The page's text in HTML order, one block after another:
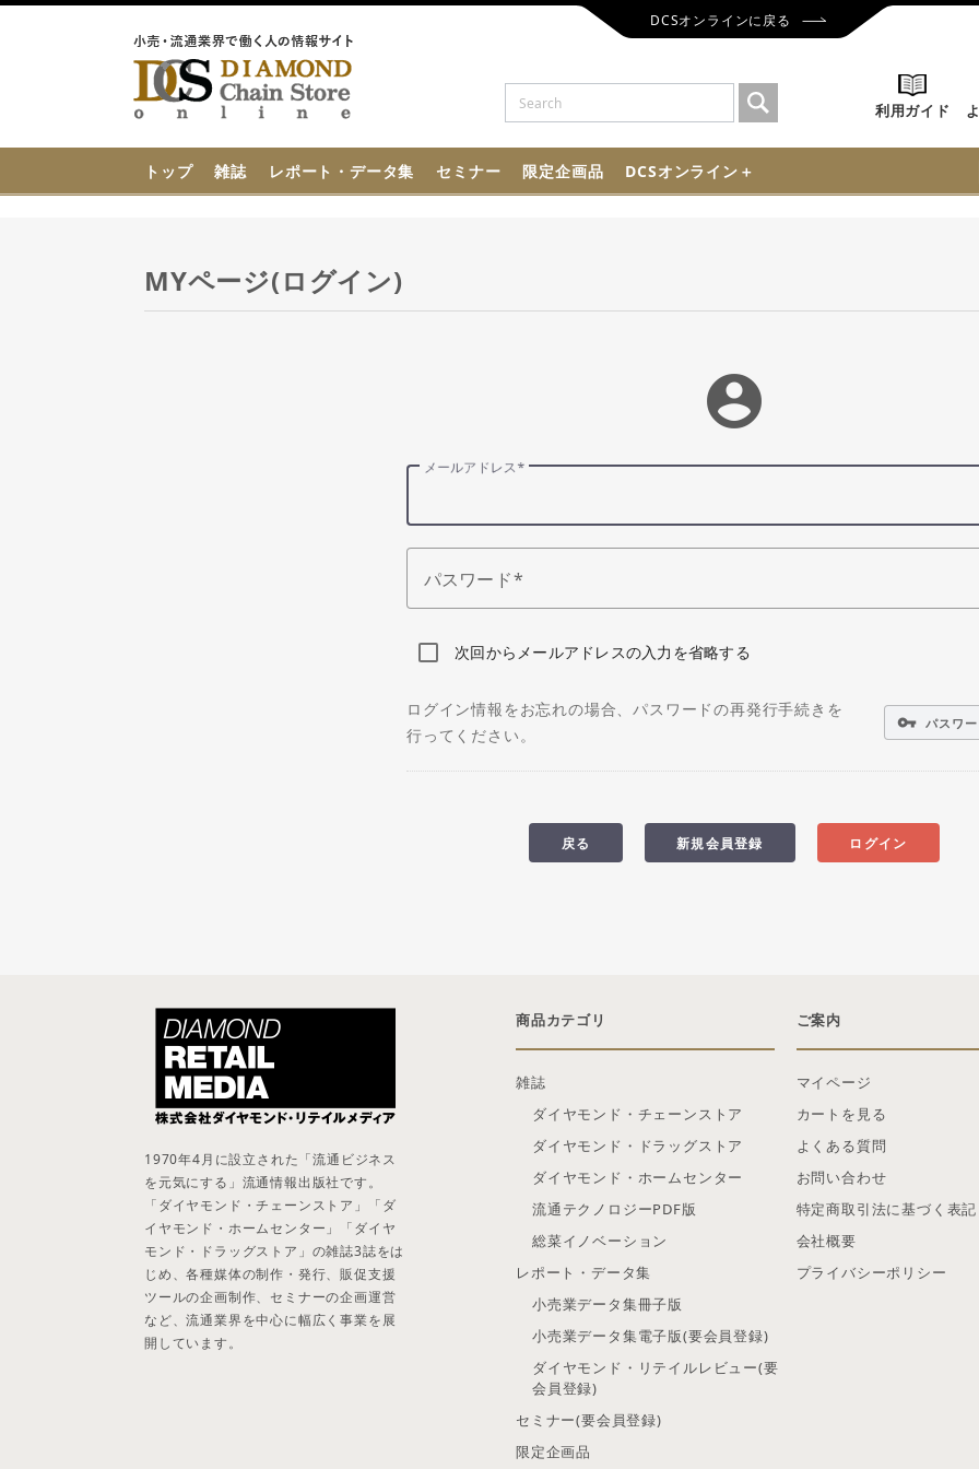
DCSオンラインに戻る
利用ガイド
トップ 雑誌 レポート・データ集 セミナー 限定企画品 DCSオンライン＋
MYページ(ログイン)
account_circle
メールアドレス
パスワード
次回からメールアドレスの入力を省略する
ログイン情報をお忘れの場合、パスワードの再発行手続きを
行ってください。
vpn_key パスワ
ログイン
新規会員登録
戻る
商品カテゴリ
雑誌
ダイヤモンド・チェーンストア
ダイヤモンド・ドラッグストア
ダイヤモンド・ホームセンター
流通テクノロジーPDF版
総菜イノベーション
レポート・データ集
小売業データ集冊子版
小売業データ集電子版(要会員登録)
ダイヤモンド・リテイルレビュー(要
会員登録)
セミナー(要会員登録)
限定企画品
ご案内
マイページ
カートを見る
よくある質問
お問い合わせ
特定商取引法に基づく表記
会社概要
プライバシーポリシー
1970年4月に設立された「流通ビジネス
を元気にする」流通情報出版社です。
「ダイヤモンド・チェーンストア」「ダ
イヤモンド・ホームセンター」「ダイヤ
モンド・ドラッグストア」の雑誌3誌をは
じめ、各種媒体の制作・発行、販促支援
ツールの企画制作、セミナーの企画運営
など、流通業界を中心に幅広く事業を展
開しています。